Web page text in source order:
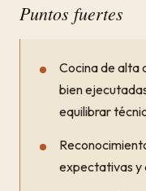
Puntos fuertes
Cocina de alta
bien
equilibrar
expectativas y